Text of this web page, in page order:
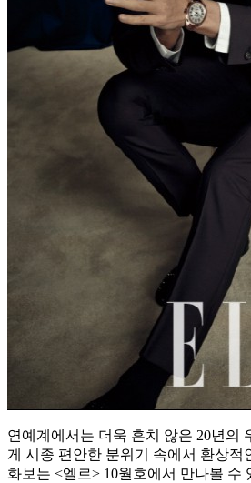
연예계에서는 더욱 흔치 않은 20년의
게 시종 편안한 분위기 속에서 환상적
화보는 <엘르> 10월호에서 만나볼 수